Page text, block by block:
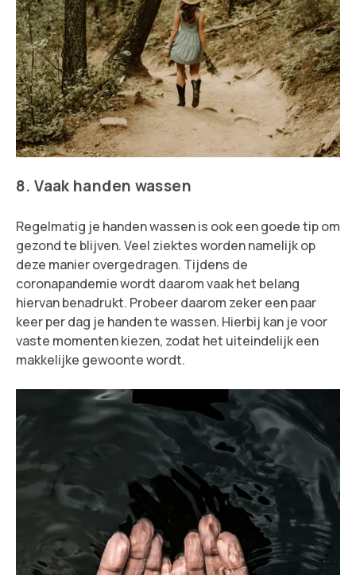
8. Vaak handen wassen
Regelmatig je handen wassen is ook een goede tip om
gezond te blijven. Veel ziektes worden namelijk op
deze manier overgedragen. Tijdens de
coronapandemie wordt daarom vaak het belang
hiervan benadrukt. Probeer daarom zeker een paar
keer per dag je handen te wassen. Hierbij kan je voor
vaste momenten kiezen, zodat het uiteindelijk een
makkelijke gewoonte wordt.